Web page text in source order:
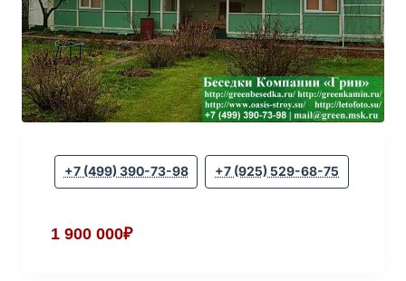
+7 (499) 390-73-98 +7 (925) 529-68-75
1 900 000₽